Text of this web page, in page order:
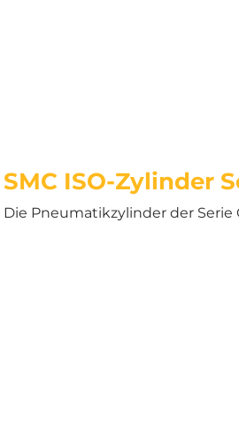
SMC ISO-Zylinder
Die Pneumatikzylinder der Serie